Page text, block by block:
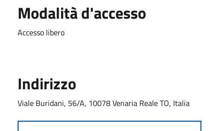
Modalità d'accesso
Accesso libero
Indirizzo
Viale Buridani, 56/A, 10078 Venaria Reale TO, Italia